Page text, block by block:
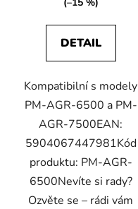
DETAIL
Kompatibilní s modely
PM-AGR-6500 a PM-
AGR-7500EAN:
5904067447981Kód
produktu: PM-AGR-
6500Nevíte si rady?
Ozvěte se – rádi vám